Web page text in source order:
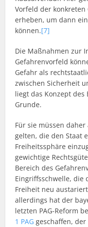
Vorfeld der konkreten
erheben, um dann
können.[7]
Die Maßnahmen zur
Gefahrenvorfeld
Gefahr als
zwischen Sicherheit
liegt das Konzept
Grunde.
Für sie müssen
gelten, die den Staat
Freiheitssphäre
gewichtige
Bereich des
Eingriffsschwelle, die
Freiheit neu
allerdings hat der
letzten PAG-Reform
1 PAG geschaffen,